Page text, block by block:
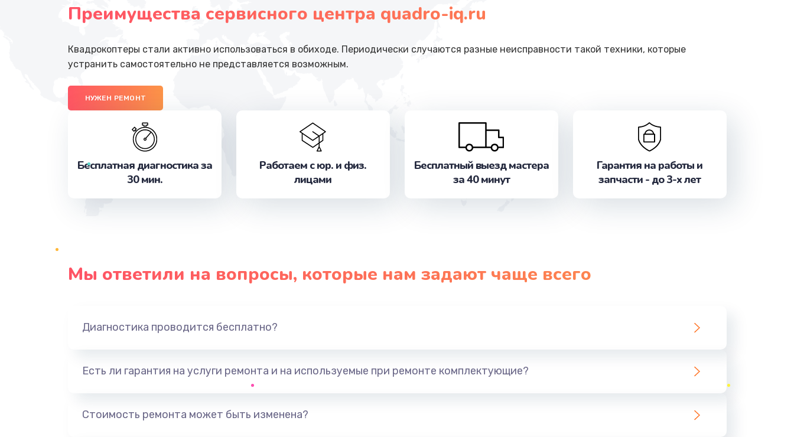
Преимущества сервисного центра quadro-iq.ru
Квадрокоптеры стали активно использоваться в обиходе. Периодически случаются разные неисправности такой техники, которые
устранить самостоятельно не представляется возможным.
НУЖЕН РЕМОНТ
Бесплатная диагностика за
30 мин.
Работаем с юр. и физ.
лицами
Бесплатный выезд мастера
за 40 минут
Гарантия на работы и
запчасти - до 3-х лет
Мы ответили на вопросы, которые нам задают чаще всего
Диагностика проводится бесплатно?
Есть ли гарантия на услуги ремонта и на используемые при ремонте комплектующие?
Стоимость ремонта может быть изменена?